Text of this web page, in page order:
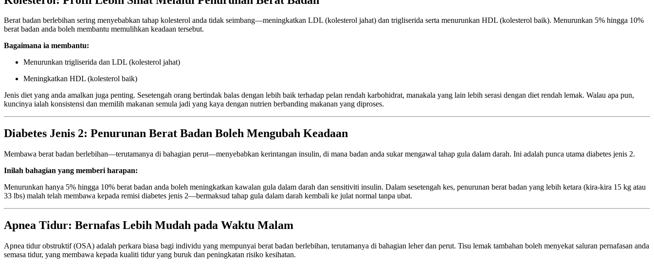
Berat badan berlebihan sering menyebabkan tahap kolesterol anda tidak seimbang—meningkatkan LDL (kolesterol jahat) dan trigliserida serta menurunkan HDL (kolesterol baik). Menurunkan 5% hingga 10%
berat badan anda boleh membantu memulihkan keadaan tersebut.
Bagaimana ia membantu:
Menurunkan trigliserida dan LDL (kolesterol jahat)
Meningkatkan HDL (kolesterol baik)
Jenis diet yang anda amalkan juga penting. Sesetengah orang bertindak balas dengan lebih baik terhadap pelan rendah karbohidrat, manakala yang lain lebih serasi dengan diet rendah lemak. Walau apa pun,
kuncinya ialah konsistensi dan memilih makanan semula jadi yang kaya dengan nutrien berbanding makanan yang diproses.
Diabetes Jenis 2: Penurunan Berat Badan Boleh Mengubah Keadaan
Membawa berat badan berlebihan—terutamanya di bahagian perut—menyebabkan kerintangan insulin, di mana badan anda sukar mengawal tahap gula dalam darah. Ini adalah punca utama diabetes jenis 2.
Inilah bahagian yang memberi harapan:
Menurunkan hanya 5% hingga 10% berat badan anda boleh meningkatkan kawalan gula dalam darah dan sensitiviti insulin. Dalam sesetengah kes, penurunan berat badan yang lebih ketara (kira-kira 15 kg atau
33 lbs) malah telah membawa kepada remisi diabetes jenis 2—bermaksud tahap gula dalam darah kembali ke julat normal tanpa ubat.
Apnea Tidur: Bernafas Lebih Mudah pada Waktu Malam
Apnea tidur obstruktif (OSA) adalah perkara biasa bagi individu yang mempunyai berat badan berlebihan, terutamanya di bahagian leher dan perut. Tisu lemak tambahan boleh menyekat saluran pernafasan anda
semasa tidur, yang membawa kepada kualiti tidur yang buruk dan peningkatan risiko kesihatan.